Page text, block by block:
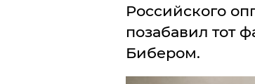
Российского
позабавил тот
Бибером.